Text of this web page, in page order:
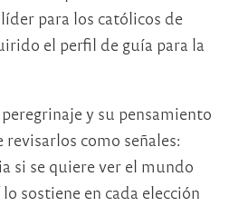
para los católicos de
el perfil de guía para la
y su pensamiento
como señales:
si se quiere ver el mundo
sostiene en cada elección